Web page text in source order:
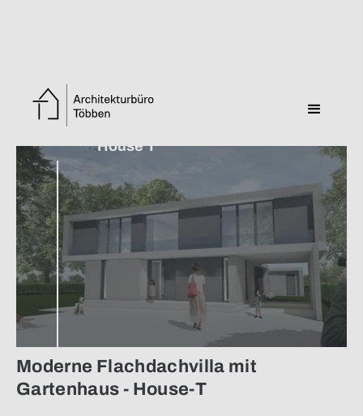
Zurück zur Übersicht
House T
Moderne Flachdachvilla mit
Gartenhaus - House-T
Gartenperspektive